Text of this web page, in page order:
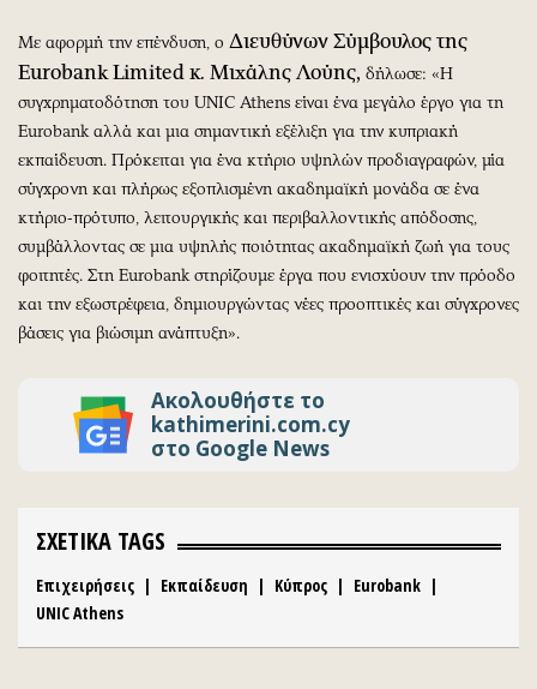
Με αφορμή την επένδυση, ο Διευθύνων Σύμβουλος της
Eurobank Limited κ. Μιχάλης Λούης, δήλωσε: «Η
συγχρηματοδότηση του UNIC Athens είναι ένα μεγάλο έργο για τη
Eurobank αλλά και μια σημαντική εξέλιξη για την κυπριακή
εκπαίδευση. Πρόκειται για ένα κτήριο υψηλών προδιαγραφών, μία
σύγχρονη και πλήρως εξοπλισμένη ακαδημαϊκή μονάδα σε ένα
κτήριο-πρότυπο, λειτουργικής και περιβαλλοντικής απόδοσης,
συμβάλλοντας σε μια υψηλής ποιότητας ακαδημαϊκή ζωή για τους
φοιτητές. Στη Eurobank στηρίζουμε έργα που ενισχύουν την πρόοδο
και την εξωστρέφεια, δημιουργώντας νέες προοπτικές και σύγχρονες
βάσεις για βιώσιμη ανάπτυξη».
Ακολουθήστε το
kathimerini.com.cy
στο Google News
ΣΧΕΤΙΚΑ TAGS
Επιχειρήσεις | Εκπαίδευση | Κύπρος | Eurobank |
UNIC Athens